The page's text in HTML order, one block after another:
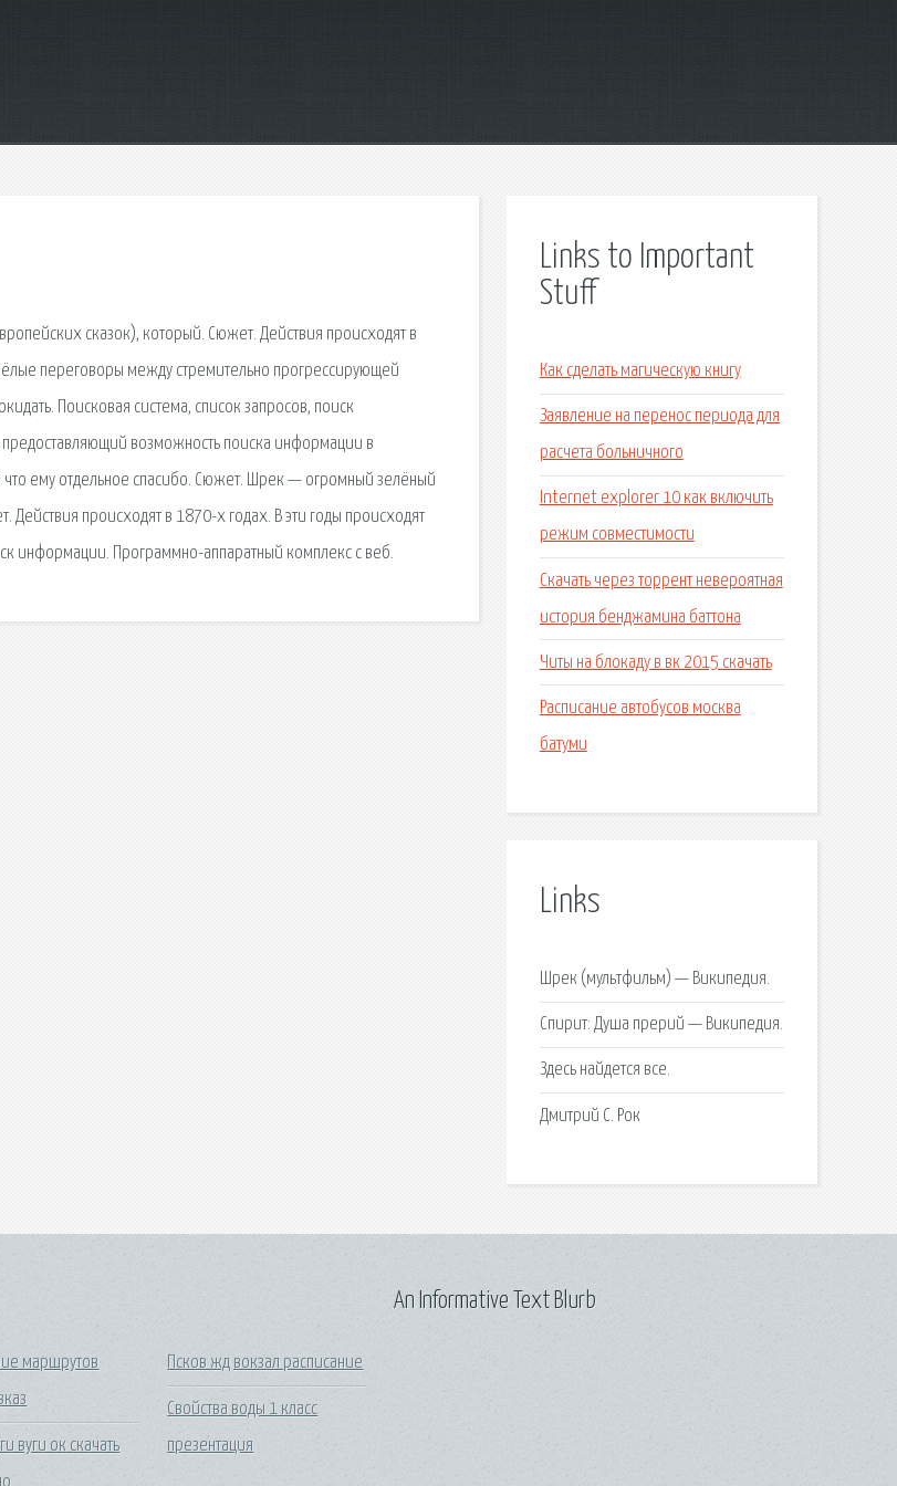
сказок), который. Сюжет. Действия происходят в
переговоры между стремительно прогрессирующей
Поисковая сиcтема, список запросов, поиск
возможность поиска информации в
ему отдельное спасибо. Сюжет. Шрек — огромный зелёный
происходят в 1870-х годах. В эти годы происходят
информации. Программно-аппаратный комплекс с веб.
Links to Important
Stuff
Как сделать магическую книгу
Заявление на перенос периода для
расчета больничного
Internet explorer 10 как включить
режим совместимости
Скачать через торрент невероятная
история бенджамина баттона
Читы на блокаду в вк 2015 скачать
Расписание автобусов москва
батуми
Links
Шрек (мультфильм) — Википедия.
Спирит: Душа прерий — Википедия.
Здесь найдется все.
Дмитрий C. Рок
маршрутов
вуги ок скачать
Псков жд вокзал расписание
Свойства воды 1 класс
презентация
An Informative Text Blurb